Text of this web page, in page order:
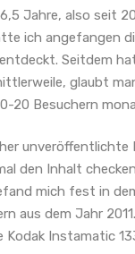
Jahre, also seit
ich angefangen
Seitdem
glaubt
20 Besuchern
den Inhalt
mich fest in
aus dem Jahr
Kodak Instamatic